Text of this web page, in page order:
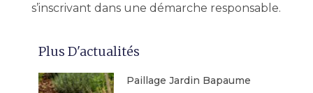
s’inscrivant dans une démarche responsable.
Plus D'actualités
Paillage Jardin Bapaume